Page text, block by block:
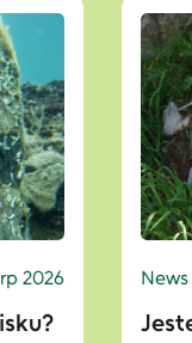
2026 News